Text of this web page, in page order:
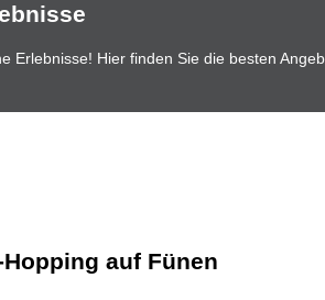
Erlebnisse! Hier finden Sie die besten
auf Fünen